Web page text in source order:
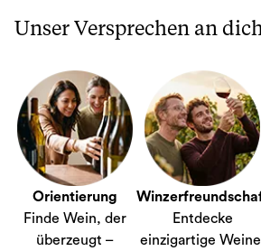
Unser Versprechen an dich
Orientierung
Finde Wein, der
überzeugt –
Entdecke
einzigartige